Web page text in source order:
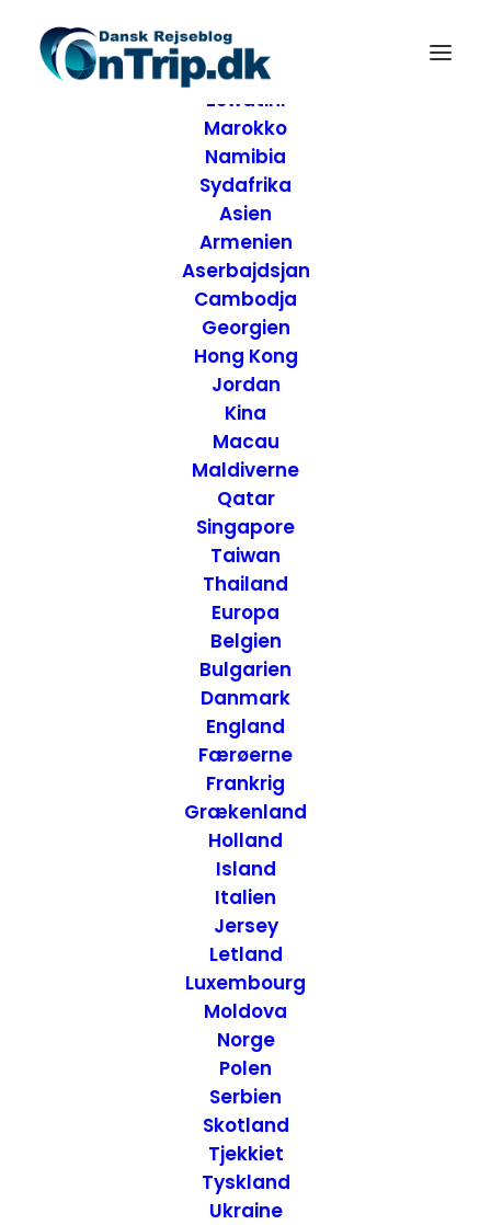
Destinationer
Afrika
Eswatini
Marokko
Namibia
Sydafrika
Asien
Armenien
Aserbajdsjan
Cambodja
Georgien
Hong Kong
Jordan
Kina
Macau
Maldiverne
Qatar
Singapore
Taiwan
Thailand
Europa
Belgien
Bulgarien
Danmark
England
Færøerne
Frankrig
Grækenland
Holland
Island
Italien
Jersey
Letland
Luxembourg
Moldova
Norge
Polen
Serbien
Skotland
Tjekkiet
Tyskland
Ukraine
Attraktioner